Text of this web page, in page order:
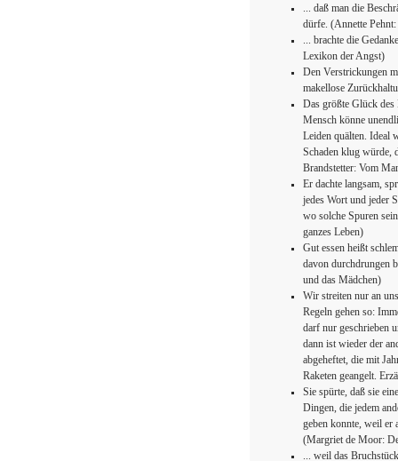
... daß man die
dürfe. (Annette
... brachte die
Lexikon der Angst)
Den Verstrickungen
makellose
Das größte Glück
Mensch könne
Leiden quälten. Ideal
Schaden klug würde,
Brandstetter: Vom
Er dachte langsam,
jedes Wort und jeder
wo solche Spuren
ganzes Leben)
Gut essen heißt
davon durchdrungen
und das Mädchen)
Wir streiten nur an
Regeln gehen so:
darf nur geschrieben
dann ist wieder der
abgeheftet, die mit
Raketen geangelt.
Sie spürte, daß sie
Dingen, die jedem
geben konnte, weil er
(Margriet de Moor:
... weil das